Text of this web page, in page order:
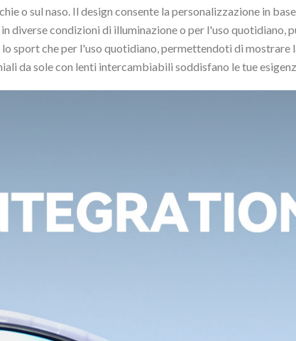
o sul naso. Il design consente la personalizzazione in
diverse condizioni di illuminazione o per l'uso quotidiano,
sport che per l'uso quotidiano, permettendoti di
da sole con lenti intercambiabili soddisfano le tue